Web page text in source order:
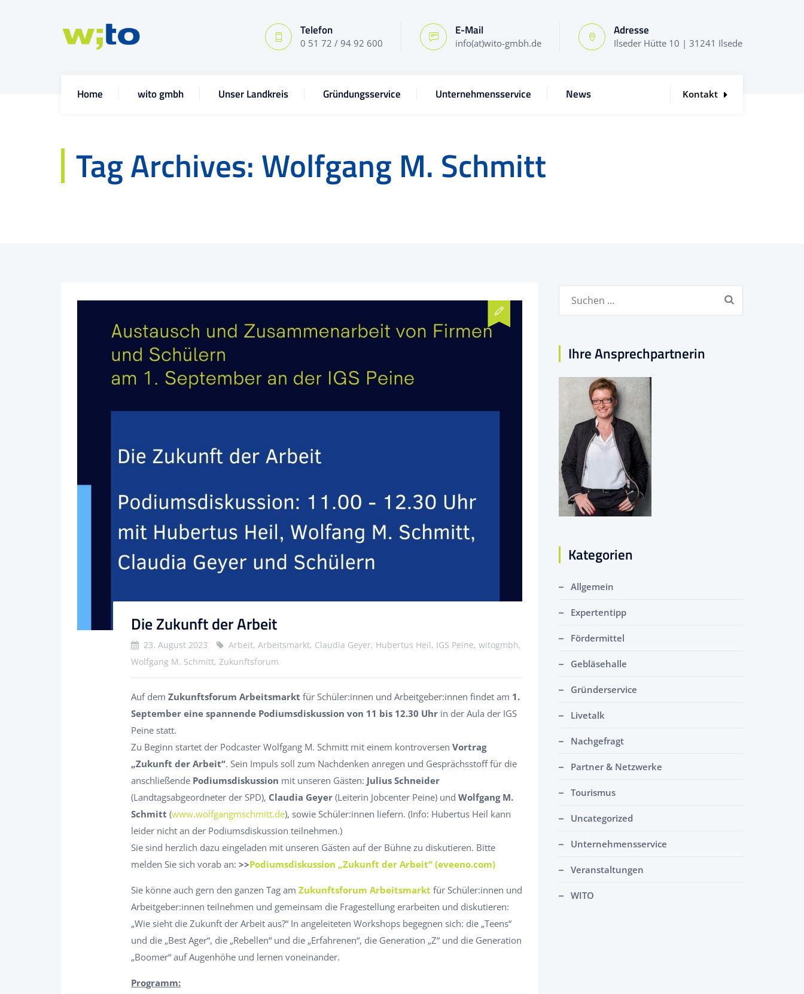
Telefon
0 51 72 / 94 92 600
E-Mail
info(at)wito-gmbh.de
Adresse
Ilseder Hütte 10 | 31241 Ilsede
Home wito gmbh Unser Landkreis Gründungsservice Unternehmensservice News Kontakt
Tag Archives:Wolfgang M. Schmitt
Die Zukunft der Arbeit
23. August 2023
Arbeit, Arbeitsmarkt, Claudia Geyer, Hubertus Heil, IGS Peine, witogmbh,
Wolfgang M. Schmitt, Zukunftsforum
Auf dem Zukunftsforum Arbeitsmarkt für Schüler:innen und Arbeitgeber:innen findet am 1.
September eine spannende Podiumsdiskussion von 11 bis 12.30 Uhr in der Aula der IGS
Peine statt.
Zu Beginn startet der Podcaster Wolfgang M. Schmitt mit einem kontroversen Vortrag
„Zukunft der Arbeit“. Sein Impuls soll zum Nachdenken anregen und Gesprächsstoff für die
anschließende Podiumsdiskussion mit unseren Gästen: Julius Schneider
(Landtagsabgeordneter der SPD), Claudia Geyer (Leiterin Jobcenter Peine) und Wolfgang M.
Schmitt (www.wolfgangmschmitt.de), sowie Schüler:innen liefern. (Info: Hubertus Heil kann
leider nicht an der Podiumsdiskussion teilnehmen.)
Sie sind herzlich dazu eingeladen mit unseren Gästen auf der Bühne zu diskutieren. Bitte
melden Sie sich vorab an: >>Podiumsdiskussion „Zukunft der Arbeit“ (eveeno.com)
Sie könne auch gern den ganzen Tag am Zukunftsforum Arbeitsmarkt für Schüler:innen und
Arbeitgeber:innen teilnehmen und gemeinsam die Fragestellung erarbeiten und diskutieren:
„Wie sieht die Zukunft der Arbeit aus?“ In angeleiteten Workshops begegnen sich: die „Teens“
und die „Best Ager“, die „Rebellen“ und die „Erfahrenen“, die Generation „Z“ und die Generation
„Boomer“ auf Augenhöhe und lernen voneinander.
Programm:
Suchen
Ihre Ansprechpartnerin
Kategorien
Allgemein
Expertentipp
Fördermittel
Gebläsehalle
Gründerservice
Livetalk
Nachgefragt
Partner & Netzwerke
Tourismus
Uncategorized
Unternehmensservice
Veranstaltungen
WITO